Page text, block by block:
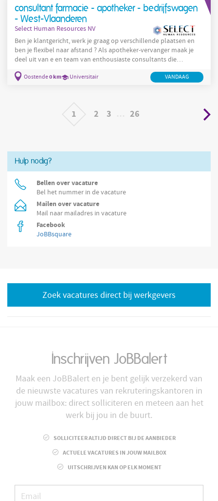
winkelverantwoordelijke bij
consultant farmacie - apotheker - bedrijfswagen
- West-Vlaanderen
Select Human Resources NV
Ben je klantgericht, werk je graag op verschillende plaatsen en
ben je flexibel naar afstand ? Als apotheker-vervanger maak je
deel uit van e en team van enthousiaste consultants die
apotheek . Je wordt ingezet als apotheker-vervanger bij
Oostende0 km Universitair VANDAAG
1 2 3 26
Hulp nodig?
Bellen over vacature
Bel het nummer in de vacature
Mailen over vacature
Mail naar mailadres in vacature
Facebook
JoBBsquare
Zoek vacatures direct bij werkgevers
Inschrijven JoBBalert
Maak een JoBBalert en je bent gelijk verzekerd van
de nieuwste vacatures van rekruteringskantoren in
jouw mailbox: direct solliciteren en meteen aan het
werk bij jou in de buurt.
SOLLICITEER ALTIJD DIRECT BIJ DE AANBIEDER
ACTUELE VACATURES IN JOUW MAILBOX
UITSCHRIJVEN KAN OP ELK MOMENT